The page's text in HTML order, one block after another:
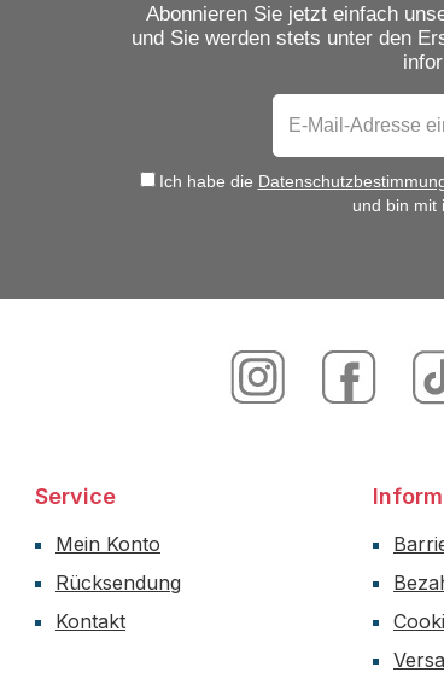
Abonnieren Sie jetzt einfach
und Sie werden stets unter den
Ich habe die
und bin mit
Service
Mein Konto
Rücksendung
Kontakt